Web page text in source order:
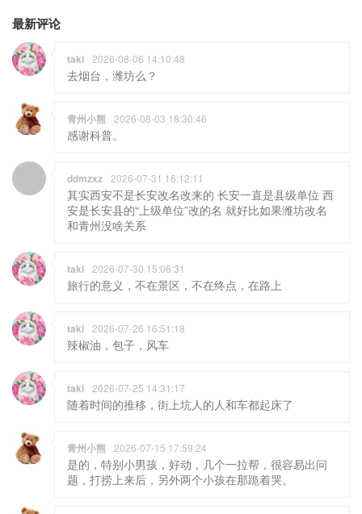
最新评论
taki 2026-08-06 14:10:48
去烟台，潍坊么？
青州小熊 2026-08-03 18:30:46
感谢科普。
ddmzxz 2026-07-31 16:12:11
其实西安不是长安改名改来的 长安一直是县级单位 西
安是长安县的“上级单位”改的名 就好比如果潍坊改名
和青州没啥关系
taki 2026-07-30 15:06:31
旅行的意义，不在景区，不在终点，在路上
taki 2026-07-26 16:51:18
辣椒油，包子，风车
taki 2026-07-25 14:31:17
随着时间的推移，街上坑人的人和车都起床了
青州小熊 2026-07-15 17:59:24
是的，特别小男孩，好动，几个一拉帮，很容易出问
题，打捞上来后，另外两个小孩在那跪着哭。